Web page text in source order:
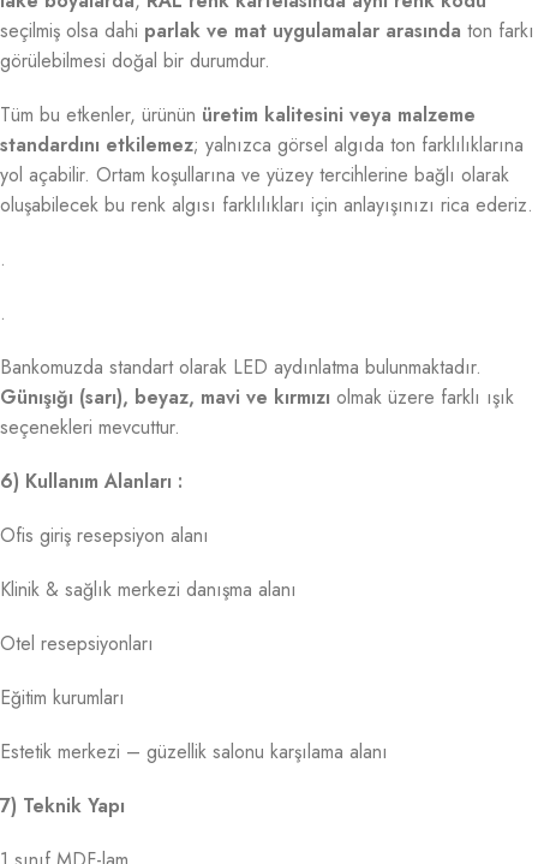
seçilmiş olsa dahi parlak ve mat uygulamalar arasında ton farkı
görülebilmesi doğal bir durumdur.
Tüm bu etkenler, ürünün üretim kalitesini veya malzeme
standardını etkilemez; yalnızca görsel algıda ton farklılıklarına
yol açabilir. Ortam koşullarına ve yüzey tercihlerine bağlı olarak
oluşabilecek bu renk algısı farklılıkları için anlayışınızı rica ederiz.
.
.
Bankomuzda standart olarak LED aydınlatma bulunmaktadır.
Günışığı (sarı), beyaz, mavi ve kırmızı olmak üzere farklı ışık
seçenekleri mevcuttur.
6) Kullanım Alanları :
Ofis giriş resepsiyon alanı
Klinik & sağlık merkezi danışma alanı
Otel resepsiyonları
Eğitim kurumları
Estetik merkezi – güzellik salonu karşılama alanı
7) Teknik Yapı